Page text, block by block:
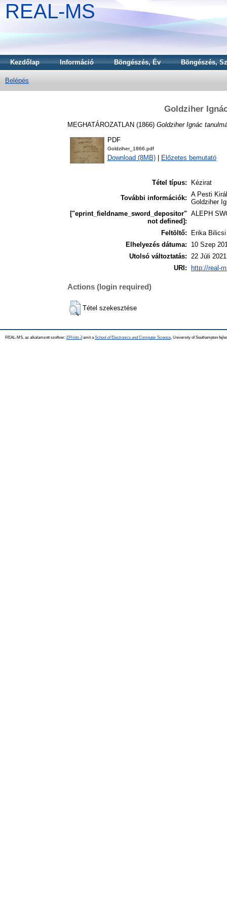
REAL-MS
Kezdőlap Információ Böngészés, Év Böngészés,
Belépés
Goldziher
MEGHATÁROZATLAN (1866) Goldziher Ignác
PDF
Goldziher_1866.pdf
Download (8MB) Előzetes bemutató
Tétel típus:
Kézirat
További információk: A Pesti
Goldziher
["eprint_fieldname_sword_depositor"
not defined]:
ALEPH
Feltöltő:
Erika Bilicsi
Elhelyezés dátuma:
10 Szep
Utolsó változtatás: 22 Júli
URI:
http://real-
Actions (login required)
Tétel szekesztése
REAL-MS, az alkalamzott szoftver: EPrints 3amit a School of Electronics and Computer Science , University of Southampton